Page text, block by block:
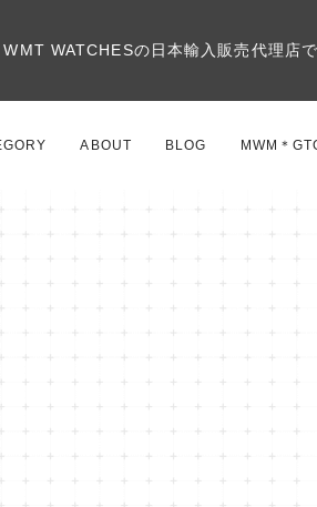
WATCHESの日本輸入販売代理店
ABOUT BLOG MWM＊